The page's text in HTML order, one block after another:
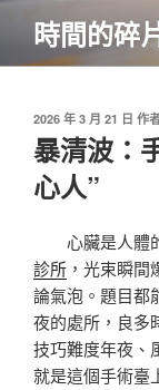
主
時間的碎
發
佈
於
2026 年 3 月 21 日 作
暴清波：
心人”
心臟是人體
診所 ，光束瞬
論氣泡。題目都
夜的處所，良多
技巧難度年夜、
就是這個手術臺